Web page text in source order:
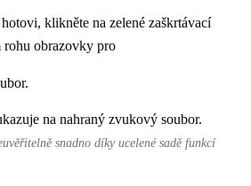
klikněte na zelené zaškrtávací
obrazovky pro
snadno díky ucelené sadě funkcí